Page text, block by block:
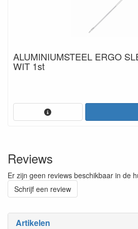
Artikelen
ALUMINIUMSTEEL ERGO
WIT 1st
Reviews
Er zijn geen reviews beschikbaar in de
Schrijf een review